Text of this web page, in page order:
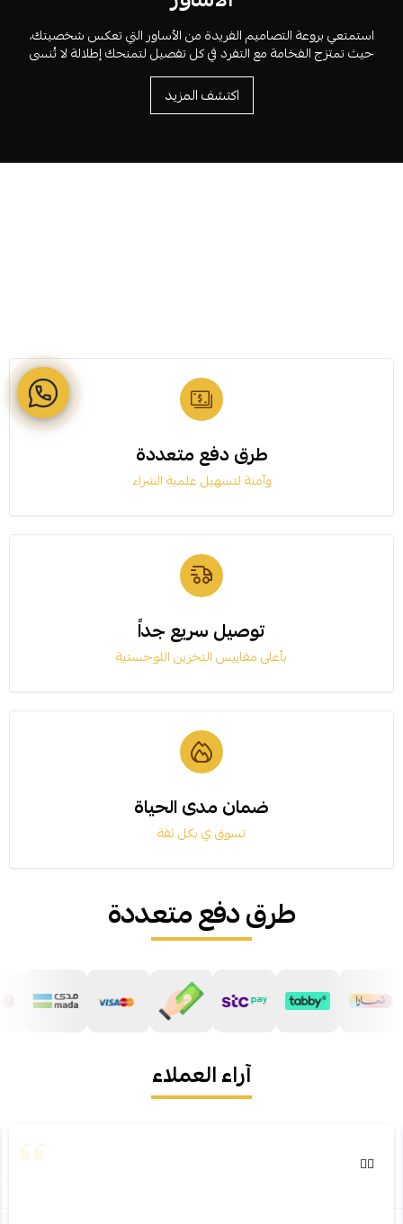
استمتعي بروعة التصاميم الفريدة من الأساور التي تعكس شخصيتك،
حيث تمتزج الفخامة مع التفرد في كل تفصيل لتمنحك إطلالة لا تُنسى
اكتشف المزيد
طرق دفع متعددة
وآمنة لتسهيل علمية الشراء
توصيل سريع جداً
بأعلى مقاييس التخزين اللوجستية
ضمان مدى الحياة
تسوق ي بكل ثقة
طرق دفع متعددة
آراء العملاء
👌🏻